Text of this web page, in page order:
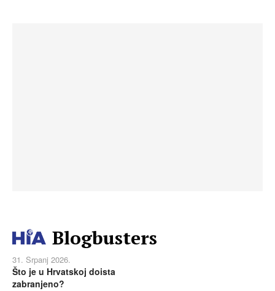
Blogbusters
31. Srpanj 2026.
Što je u Hrvatskoj doista
zabranjeno?